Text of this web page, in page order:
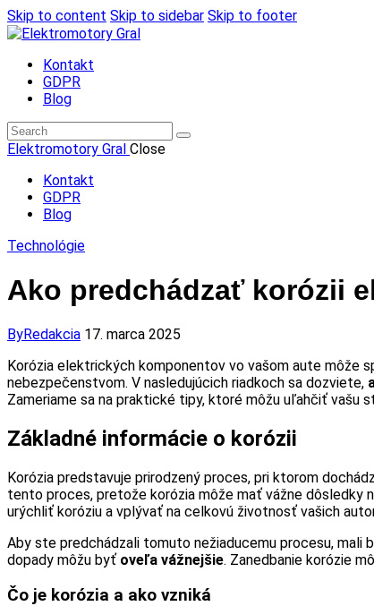
Skip to content Skip to sidebar Skip to footer
Kontakt
GDPR
Blog
Elektromotory Gral Close
Kontakt
GDPR
Blog
Technológie
Ako predchádzať korózii
ByRedakcia 17. marca 2025
Korózia elektrických komponentov vo vašom aute môže
nebezpečenstvom. V nasledujúcich riadkoch sa dozviete,
Zameriame sa na praktické tipy, ktoré môžu uľahčiť
Základné informácie o korózii
Korózia predstavuje prirodzený proces, pri ktorom
tento proces, pretože korózia môže mať vážne dôsledky
urýchliť koróziu a vplývať na celkovú životnosť vašich
Aby ste predchádzali tomuto nežiaducemu procesu, mali
dopady môžu byť oveľa vážnejšie. Zanedbanie korózie
Čo je korózia a ako vzniká